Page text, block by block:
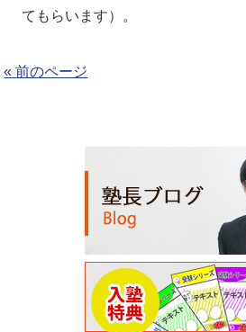
てもらいます）。
« 前のページ